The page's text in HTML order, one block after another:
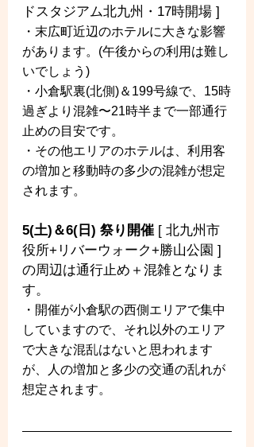
ドスタジアム北九州・17時開場 ]
・末広町近辺のホテルに大きな影響
があります。(午後からの利用は難し
いでしょう)
・小倉駅裏(北側)＆199号線で、15時
過ぎより混雑〜21時半まで一部通行
止めの目安です。
・その他エリアのホテルは、利用客
の増加と移動時の多少の混雑が想定
されます。
5(土)＆6(日) 祭り開催 [ 北九州市
役所+リバーウォーク+勝山公園 ]
の周辺は通行止め＋混雑となりま
す。
・開催が小倉駅の西側エリアで集中
していますので、それ以外のエリア
で大きな混乱はないと思われます
が、人の増加と多少の交通の乱れが
想定されます。